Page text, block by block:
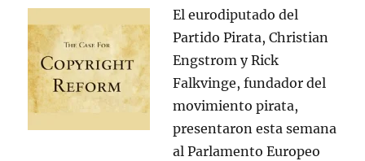
El eurodiputado del
Partido Pirata, Christian
Engstrom y Rick
Falkvinge, fundador del
movimiento pirata,
presentaron esta semana
al Parlamento Europeo